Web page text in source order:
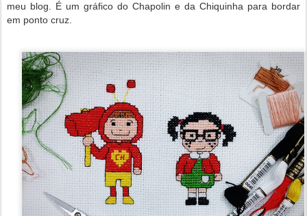
meu blog. É um gráfico do Chapolin e da Chiquinha para bordar
em ponto cruz.